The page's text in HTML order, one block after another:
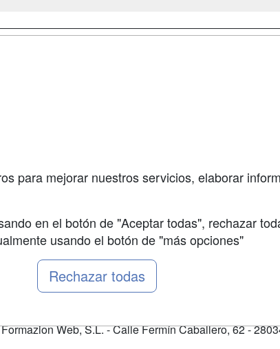
Web, S.L. - Calle Fermín Caballero, 62 -
para mejorar nuestros servicios, elaborar
en el botón de "Aceptar todas", rechazar
usando el botón de "más opciones"
Rechazar todas